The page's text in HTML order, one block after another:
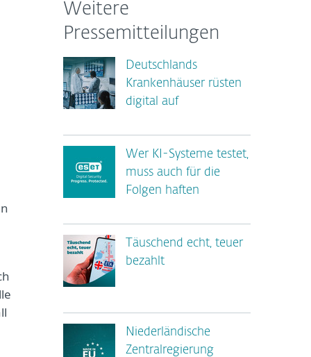
Weitere
Pressemitteilungen
Deutschlands
Krankenhäuser rüsten
digital auf
Wer KI-Systeme testet,
muss auch für die
Folgen haften
Täuschend echt, teuer
bezahlt
Niederländische
Zentralregierung